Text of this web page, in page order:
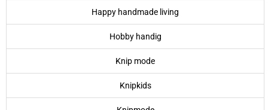
Happy handmade living
Hobby handig
Knip mode
Knipkids